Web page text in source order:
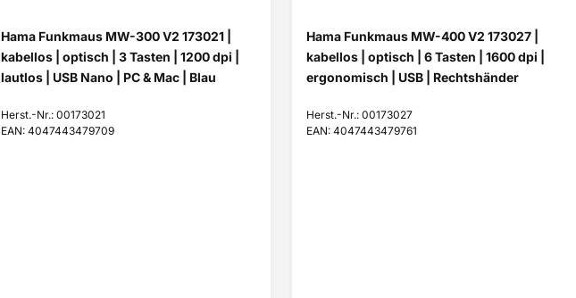
Hama Funkmaus MW-300 V2 173021 |
kabellos | optisch | 3 Tasten | 1200 dpi |
lautlos | USB Nano | PC & Mac | Blau
Herst.-Nr.: 00173021
EAN: 4047443479709
Hama Funkmaus MW-400 V2 173027 |
kabellos | optisch | 6 Tasten | 1600 dpi |
ergonomisch | USB | Rechtshänder
Herst.-Nr.: 00173027
EAN: 4047443479761